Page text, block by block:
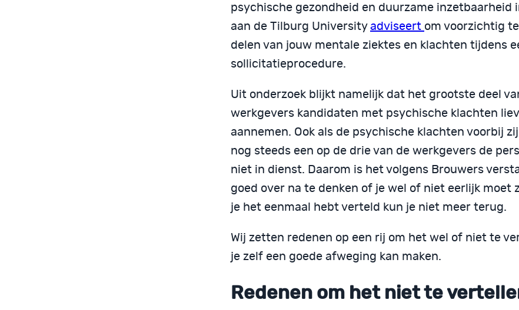
psychische gezondheid en duurzame inzetbaarheid
aan de Tilburg University adviseert om voorzichtig
delen van jouw mentale ziektes en klachten tijdens
sollicitatieprocedure.
Uit onderzoek blijkt namelijk dat het grootste deel
werkgevers kandidaten met psychische klachten
aannemen. Ook als de psychische klachten voorbij
nog steeds een op de drie van de werkgevers de
niet in dienst. Daarom is het volgens Brouwers
goed over na te denken of je wel of niet eerlijk moet
je het eenmaal hebt verteld kun je niet meer terug.
Wij zetten redenen op een rij om het wel of niet te
je zelf een goede afweging kan maken.
Redenen om het niet te